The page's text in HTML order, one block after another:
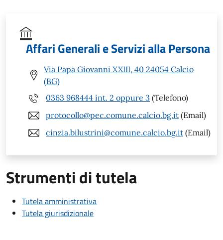
Affari Generali e Servizi alla Persona
Via Papa Giovanni XXIII, 40 24054 Calcio
(BG)
0363 968444 int. 2 oppure 3 (Telefono)
protocollo@pec.comune.calcio.bg.it (Email)
cinzia.bilustrini@comune.calcio.bg.it (Email)
Strumenti di tutela
Tutela amministrativa
Tutela giurisdizionale